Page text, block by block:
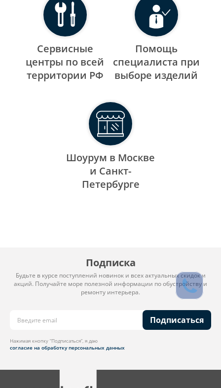
Сервисные
центры по всей
территории РФ
Помощь
специалиста при
выборе изделий
Шоурум в Москве
и Санкт-
Петербурге
Подписка
Будьте в курсе поступлений новинок и всех актуальных скидок и
акций. Получайте море полезной информации по обустройству и
ремонту интерьера.
Подписаться
Нажимая кнопку “Подписаться”, я даю
согласие на обработку персональных данных